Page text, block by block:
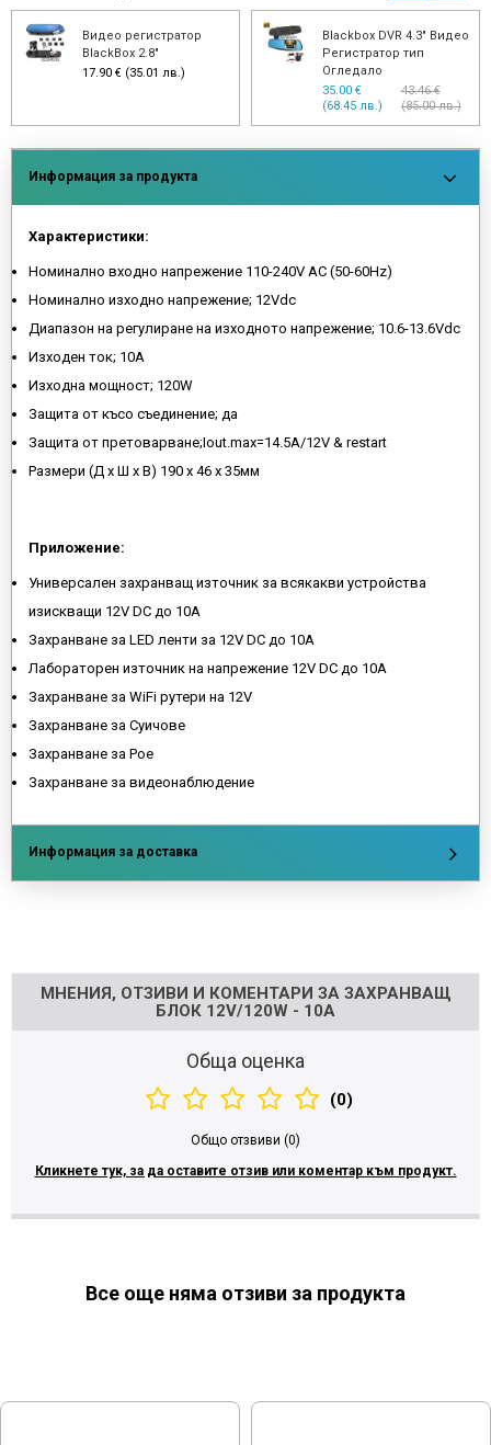
Видео регистратор
BlackBox 2.8"
17.90 € (35.01 лв.)
Blackbox DVR 4.3" Видео
Регистратор тип
Огледало
35.00 €
(68.45 лв.)
43.46 €
(85.00 лв.)
Информация за продукта
Характеристики:
Номинално входно напрежение 110-240V AC (50-60Hz)
Номинално изходно напрежение; 12Vdc
Диапазон на регулиране на изходното напрежение; 10.6-13.6Vdc
Изходен ток; 10A
Изходна мощност; 120W
Защита от късо съединениe; да
Защита от претоварване;Iout.max=14.5A/12V & restart
Размери (Д х Ш х В) 190 x 46 x 35мм
Приложение:
Универсален захранващ източник за всякакви устройства
изискващи 12V DC до 10A
Захранване за LED ленти за 12V DC до 10A
Лабораторен източник на напрежение 12V DC до 10A
Захранване за WiFi рутери на 12V
Захранване за Суичове
Захранване за Poe
Захранване за видеонаблюдение
Информация за доставка
МНЕНИЯ, ОТЗИВИ И КОМЕНТАРИ ЗА ЗАХРАНВАЩ
БЛОК 12V/120W - 10A
Обща оценка
(0)
Общо отзвиви (0)
Кликнете тук, за да оставите отзив или коментар към продукт.
Все още няма отзиви за продукта